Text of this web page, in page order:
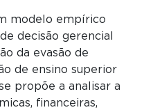
modelo empírico
decisão gerencial
da evasão de
de ensino superior
propõe a analisar a
financeiras,